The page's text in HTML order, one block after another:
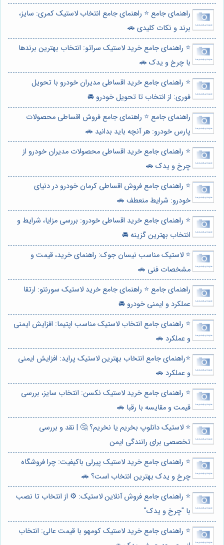
راهنمای جامع ⭐️ راهنمای جامع انتخاب لاستیک کمری: سایز،
برند و نکات کلیدی 🚗
⭐️ راهنمای جامع خرید لاستیک سراتو: انتخاب بهترین برندها
با چرخ و یدک 🚗
⭐️ راهنمای جامع خرید اقساطی مدیران خودرو با تحویل
فوری: از انتخاب تا تحویل خودرو 🚘
راهنمای جامع ⭐️ راهنمای جامع فروش اقساطی محصولات
پارس خودرو: هر آنچه باید بدانید 🚗
⭐️ راهنمای جامع خرید اقساطی محصولات مدیران خودرو از
چرخ و یدک 🚗
⭐️ راهنمای جامع فروش اقساطی کرمان خودرو در دنیای
خودرو: شرایط منعطف 🚗
⭐️ راهنمای جامع خرید اقساطی خودرو: بررسی مزایا، شرایط و
انتخاب بهترین گزینه 🚘
⭐️ لاستیک مناسب نیسان جوک: راهنمای خرید، قیمت و
مشخصات فنی 🚗
راهنمای جامع ⭐️ راهنمای جامع خرید لاستیک سورنتو: ارتقا
عملکرد و ایمنی خودرو 🚘
⭐️ راهنمای جامع انتخاب لاستیک مناسب اپتیما: افزایش ایمنی
و عملکرد 🚗
⭐️راهنمای جامع انتخاب بهترین لاستیک پراید: افزایش ایمنی
و عملکرد 🚗
⭐️ راهنمای جامع خرید لاستیک نکسن: انتخاب سایز، بررسی
قیمت و مقایسه با رقبا 🚗
⭐️ لاستیک دانلوپ بخریم یا نخریم؟ 🤔 | نقد و بررسی
تخصصی برای رانندگی ایمن
⭐️ راهنمای جامع خرید لاستیک پیرلی باکیفیت: چرا فروشگاه
چرخ و یدک بهترین انتخاب است؟ 🚗
⭐️ راهنمای جامع فروش آنلاین لاستیک: ⚙️ از انتخاب تا نصب
با "چرخ و یدک"
⭐️ راهنمای جامع خرید لاستیک کومهو با قیمت عالی: انتخاب